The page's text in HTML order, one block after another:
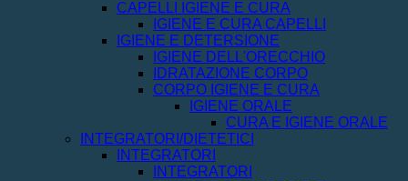
CAPELLI IGIENE E CURA
IGIENE E CURA CAPELLI
IGIENE E DETERSIONE
IGIENE DELL'ORECCHIO
IDRATAZIONE CORPO
CORPO IGIENE E CURA
IGIENE ORALE
CURA E IGIENE ORALE
INTEGRATORI/DIETETICI
INTEGRATORI
INTEGRATORI